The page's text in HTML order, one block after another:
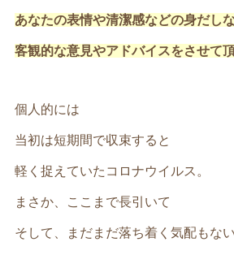
あなたの表情や清潔感などの身だし
客観的な意見やアドバイスをさせて頂
個人的には
当初は短期間で収束すると
軽く捉えていたコロナウイルス。
まさか、ここまで長引いて
そして、まだまだ落ち着く気配もない